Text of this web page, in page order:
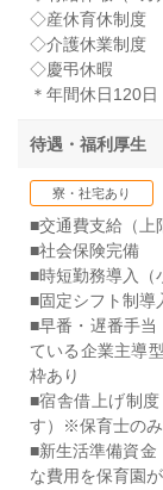
◇産休育休制度
◇介護休業制度
◇慶弔休暇
＊年間休日120日
待遇・福利厚生
寮・社宅あり
■交通費支給（上
■社会保険完備
■時短勤務導入（
■固定シフト制導
■早番・遅番手当
ている企業主導
枠あり
■宿舎借上げ制
す）※保育士のみ
■新生活準備資
な費用を保育園